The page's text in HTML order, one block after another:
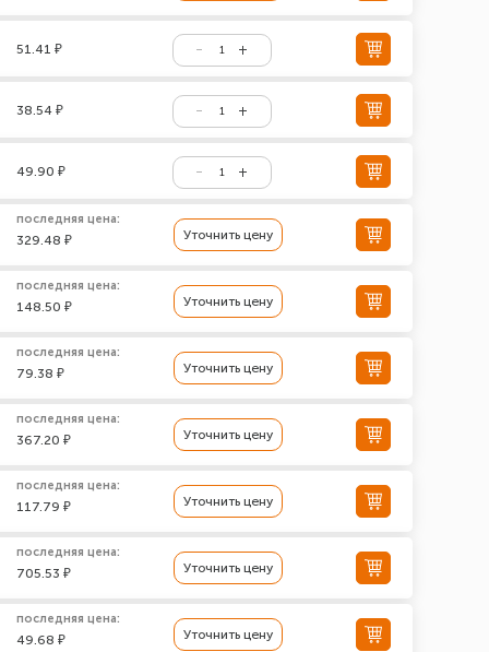
51.41 ₽
38.54 ₽
49.90 ₽
последняя цена:
329.48 ₽ Уточнить цену
последняя цена:
148.50 ₽ Уточнить цену
последняя цена:
79.38 ₽ Уточнить цену
последняя цена:
367.20 ₽ Уточнить цену
последняя цена:
117.79 ₽ Уточнить цену
последняя цена:
705.53 ₽ Уточнить цену
последняя цена:
49.68 ₽ Уточнить цену